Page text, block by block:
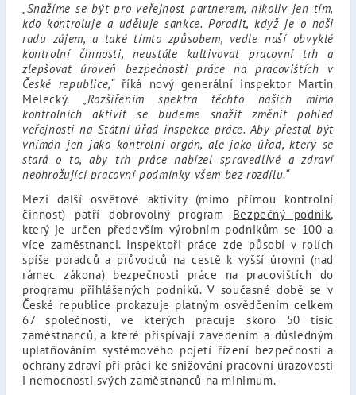
„Snažíme se být pro veřejnost partnerem, nikoliv jen tím,
kdo kontroluje a uděluje sankce. Poradit, když je o naši
radu zájem, a také tímto způsobem, vedle naší obvyklé
kontrolní činnosti, neustále kultivovat pracovní trh a
zlepšovat úroveň bezpečnosti práce na pracovištích v
České republice,“říká nový generální inspektor Martin
Melecký.„Rozšířením spektra těchto našich mimo
kontrolních aktivit se budeme snažit změnit pohled
veřejnosti na Státní úřad inspekce práce. Aby přestal být
vnímán jen jako kontrolní orgán, ale jako úřad, který se
stará o to, aby trh práce nabízel spravedlivé a zdraví
neohrožující pracovní podmínky všem bez rozdílu.“
Mezi další osvětové aktivity (mimo přímou kontrolní
činnost) patří dobrovolný program Bezpečný podnik,
který je určen především výrobním podnikům se 100 a
více zaměstnanci. Inspektoři práce zde působí v rolích
spíše poradců a průvodců na cestě k vyšší úrovni (nad
rámec zákona) bezpečnosti práce na pracovištích do
programu přihlášených podniků. V současné době se v
České republice prokazuje platným osvědčením celkem
67 společností, ve kterých pracuje skoro 50 tisíc
zaměstnanců, a které přispívají zavedením a důsledným
uplatňováním systémového pojetí řízení bezpečnosti a
ochrany zdraví při práci ke snižování pracovní úrazovosti
i nemocnosti svých zaměstnanců na minimum.